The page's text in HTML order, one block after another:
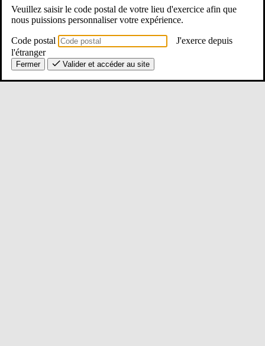
Veuillez saisir le code postal de votre lieu d'exercice afin que
nous puissions personnaliser votre expérience.
Code postal
J'exerce depuis
l'étranger
Fermer Valider et accéder au site